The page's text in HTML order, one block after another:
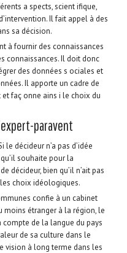
a spects, scient ifique,
Il fait appel à des
sa décision.
à fournir des connaissances
connaissances. Il doit donc
des données s ociales et
Il apporte un cadre de
faç onne ains i le choix du
paravent
décideur n’a pas d’idée
souhaite pour la
décideur, bien qu’il n’ait pas
choix idéologiques.
confie à un cabinet
moins étranger à la région, le
de la langue du pays
de sa culture dans le
vision à long terme dans les